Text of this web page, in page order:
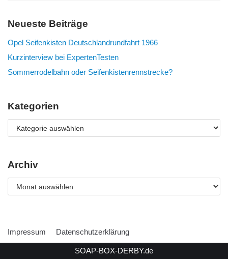
Neueste Beiträge
Opel Seifenkisten Deutschlandrundfahrt 1966
Kurzinterview bei ExpertenTesten
Sommerrodelbahn oder Seifenkistenrennstrecke?
Kategorien
Archiv
Impressum Datenschutzerklärung
SOAP-BOX-DERBY.de